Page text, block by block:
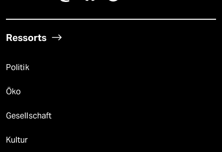
Ressorts
Politik
Öko
Gesellschaft
Kultur